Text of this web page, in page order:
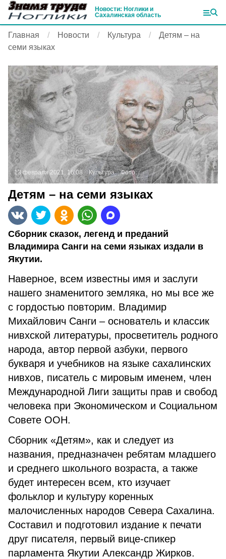
Новости: Ноглики и
Сахалинская область
Главная Новости Культура
Детям – на
семи языках
13 февраля 2021, 16:08 Культура Фото:
Детям – на семи языках
Сборник сказок, легенд и преданий
Владимира Санги на семи языках издали в
Якутии.
Наверное, всем известны имя и заслуги
нашего знаменитого земляка, но мы все же
с гордостью повторим. Владимир
Михайлович Санги – основатель и классик
нивхской литературы, просветитель родного
народа, автор первой азбуки, первого
букваря и учебников на языке сахалинских
нивхов, писатель с мировым именем, член
Международной Лиги защиты прав и свобод
человека при Экономическом и Социальном
Совете ООН.
Сборник «Детям», как и следует из
названия, предназначен ребятам младшего
и среднего школьного возраста, а также
будет интересен всем, кто изучает
фольклор и культуру коренных
малочисленных народов Севера Сахалина.
Составил и подготовил издание к печати
друг писателя, первый вице-спикер
парламента Якутии Александр Жирков.